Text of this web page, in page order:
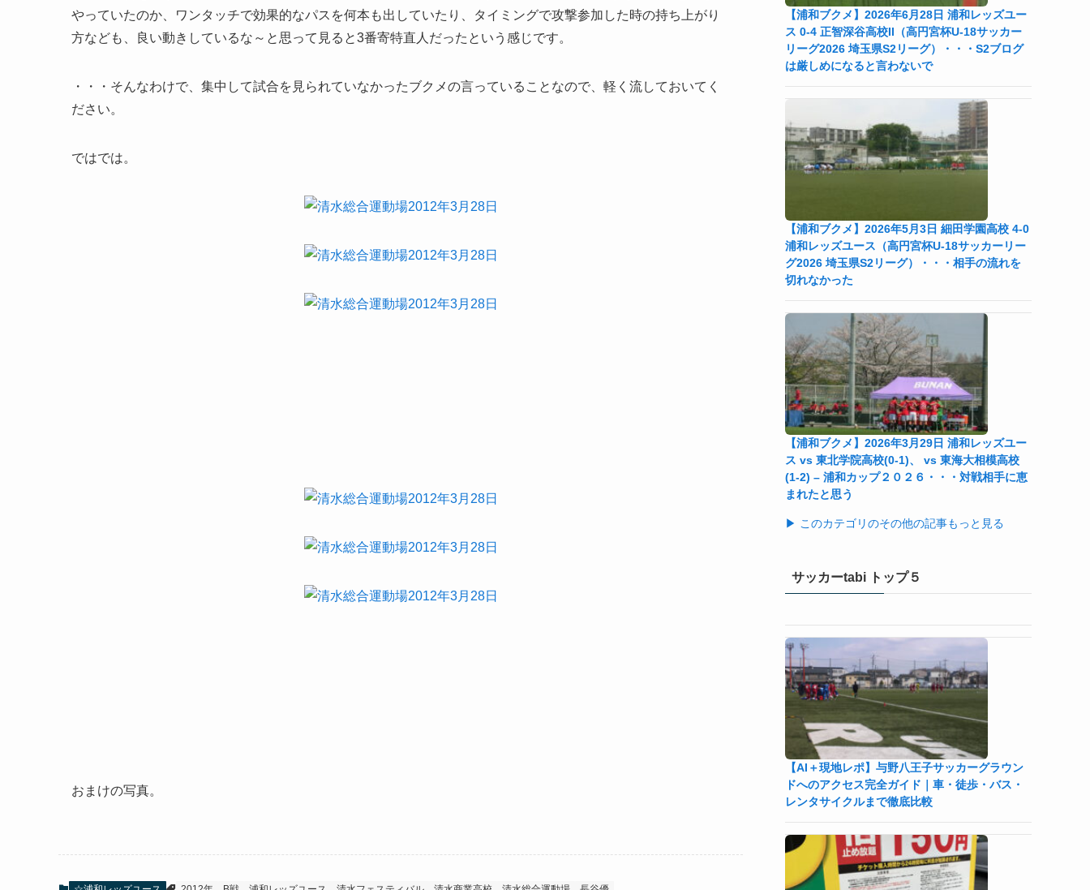
やっていたのか、ワンタッチで効果的なパスを何本も出していたり、タイミングで攻撃参加した時の持ち上がり
方なども、良い動きしているな～と思って見ると3番寄特直人だったという感じです。
・・・そんなわけで、集中して試合を見られていなかったブクメの言っていることなので、軽く流しておいてく
ださい。
ではでは。
おまけの写真。
【浦和ブクメ】2026年6月28日 浦和レッズユー
ス 0-4 正智深谷高校II（高円宮杯U-18サッカー
リーグ2026 埼玉県S2リーグ）・・・S2ブログ
は厳しめになると言わないで
【浦和ブクメ】2026年5月3日 細田学園高校 4-0
浦和レッズユース（高円宮杯U-18サッカーリー
グ2026 埼玉県S2リーグ）・・・相手の流れを
切れなかった
【浦和ブクメ】2026年3月29日 浦和レッズユー
ス vs 東北学院高校(0-1)、 vs 東海大相模高校
(1-2) – 浦和カップ２０２６・・・対戦相手に恵
まれたと思う
▶ このカテゴリのその他の記事もっと見る
サッカーtabi トップ５
【AI＋現地レポ】与野八王子󠁣󠁴󠁿󠁣󠁴󠁿サッカーグラウン
ドへのアクセス完全ガイド｜車・徒歩・バス・
レンタサイクルまで徹底比較